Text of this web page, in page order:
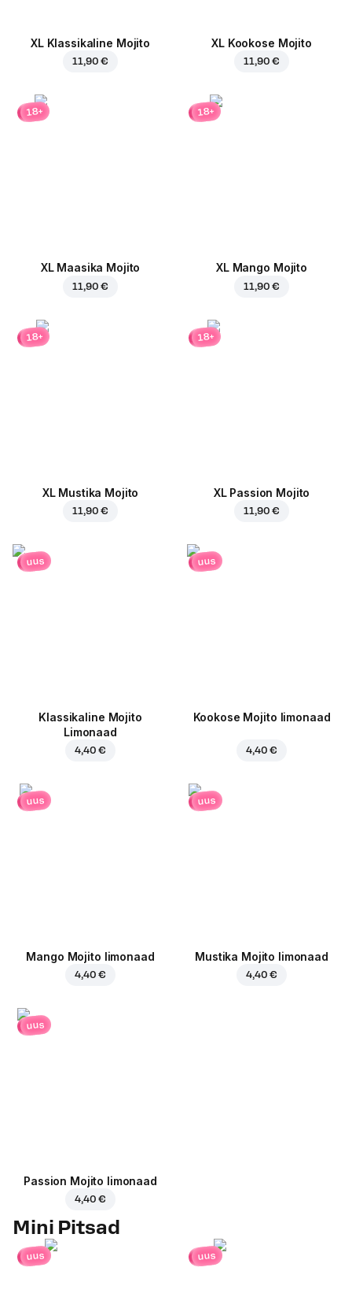
XL Klassikaline Mojito
11,90 €
XL Kookose Mojito
11,90 €
18+
XL Maasika Mojito
11,90 €
18+
XL Mango Mojito
11,90 €
18+
XL Mustika Mojito
11,90 €
18+
XL Passion Mojito
11,90 €
uus
Klassikaline Mojito
Limonaad
4,40 €
uus
Kookose Mojito limonaad
4,40 €
uus
Mango Mojito limonaad
4,40 €
uus
Mustika Mojito limonaad
4,40 €
uus
Passion Mojito limonaad
4,40 €
Mini Pitsad
uus uus